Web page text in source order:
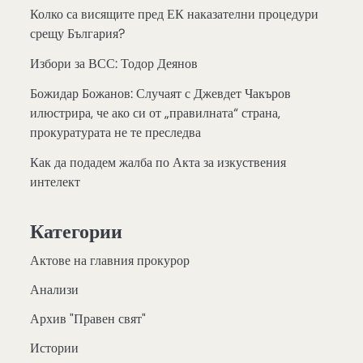
Колко са висящите пред ЕК наказателни процедури
срещу България?
Избори за ВСС: Тодор Деянов
Божидар Божанов: Случаят с Джевдет Чакъров
илюстрира, че ако си от „правилната“ страна,
прокуратурата не те преследва
Как да подадем жалба по Акта за изкуствения
интелект
Категории
Актове на главния прокурор
Анализи
Архив "Правен свят"
Истории